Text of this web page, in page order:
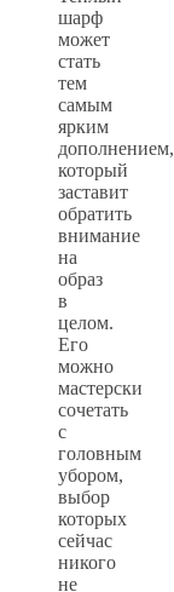
шарф
может
стать
тем
самым
ярким
дополнением,
который
заставит
обратить
внимание
на
образ
в
целом.
Его
можно
мастерски
сочетать
с
головным
убором,
выбор
которых
сейчас
никого
не